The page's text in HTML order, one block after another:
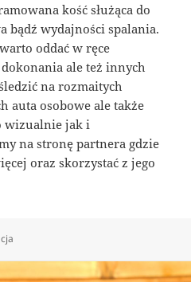
kość służąca do
bądź wydajności spalania.
oddać w ręce
ale też innych
na rozmaitych
auta osobowe ale także
wizualnie jak i
na stronę partnera gdzie
oraz skorzystać z jego